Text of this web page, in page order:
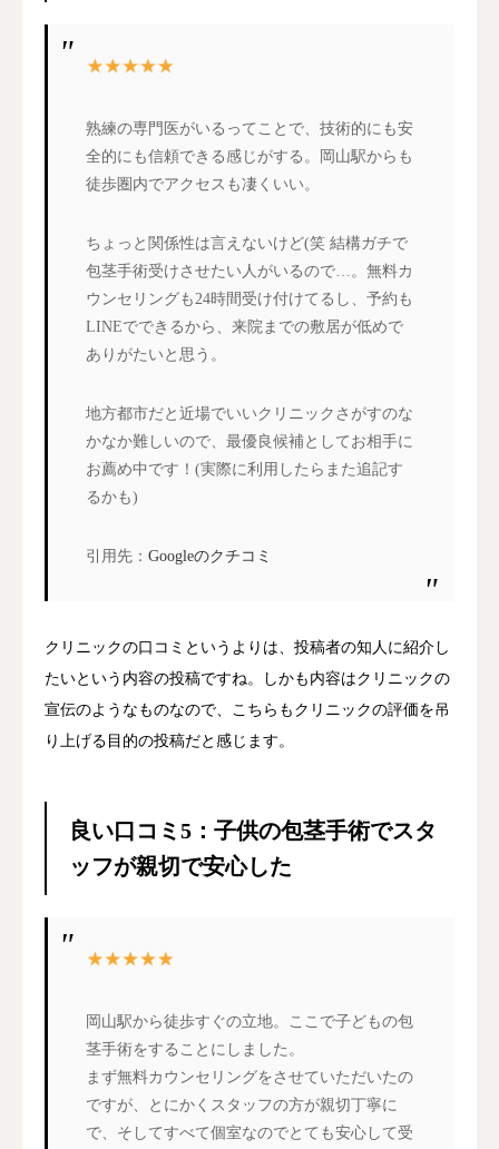
熟練の専門医がいるってことで、技術的にも安
全的にも信頼できる感じがする。岡山駅からも
徒歩圏内でアクセスも凄くいい。
ちょっと関係性は言えないけど(笑 結構ガチで
包茎手術受けさせたい人がいるので…。無料カ
ウンセリングも24時間受け付けてるし、予約も
LINEでできるから、来院までの敷居が低めで
ありがたいと思う。
地方都市だと近場でいいクリニックさがすのな
かなか難しいので、最優良候補としてお相手に
お薦め中です！(実際に利用したらまた追記す
るかも)
引用先： Googleのクチコミ
クリニックの口コミというよりは、投稿者の知人に紹介し
たいという内容の投稿ですね。しかも内容はクリニックの
宣伝のようなものなので、こちらもクリニックの評価を吊
り上げる目的の投稿だと感じます。
良い口コミ5：子供の包茎手術でスタ
ッフが親切で安心した
岡山駅から徒歩すぐの立地。ここで子どもの包
茎手術をすることにしました。
まず無料カウンセリングをさせていただいたの
ですが、とにかくスタッフの方が親切丁寧に
で、そしてすべて個室なのでとても安心して受